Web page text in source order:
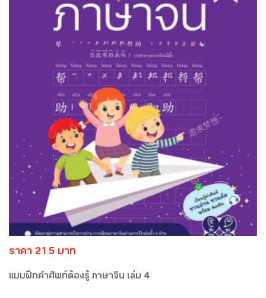
ราคา 215 บาท
แบบฝึกคำศัพท์ต้องรู้ ภาษาจีน เล่ม 4